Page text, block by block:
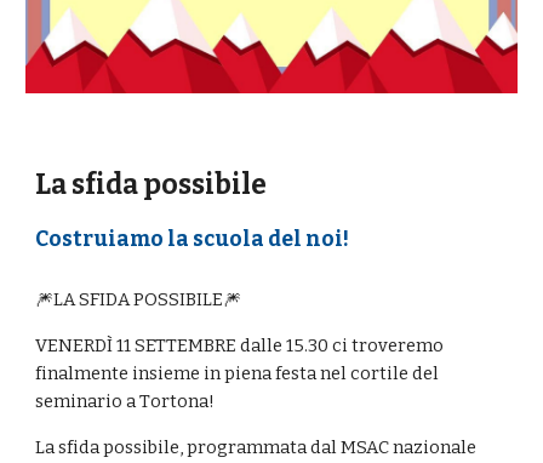
La sfida possibile
Costruiamo la scuola del noi!
🎆LA SFIDA POSSIBILE🎆
VENERDÌ 11 SETTEMBRE dalle 15.30 ci troveremo
finalmente insieme in piena festa nel cortile del
seminario aTortona!
La sfida possibile, programmata dal MSAC nazionale